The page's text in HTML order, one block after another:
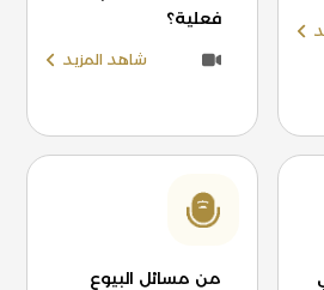
فعلية؟
شاهد المزيد
من مسائل البيوع